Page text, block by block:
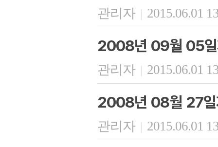
관리자 | 2015.06.01
2008년 09월 05일
관리자 | 2015.06.01
2008년 08월 27일
관리자 | 2015.06.01